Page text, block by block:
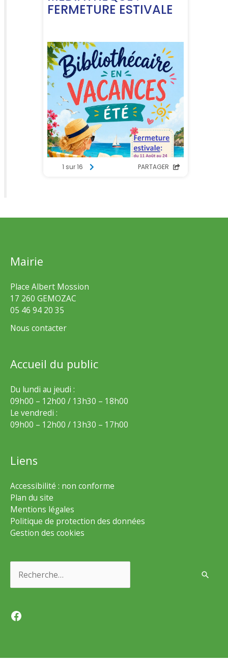
Mairie
Place Albert Mossion
17 260 GEMOZAC
05 46 94 20 35
Nous contacter
Accueil du public
Du lundi au jeudi :
09h00 – 12h00 / 13h30 – 18h00
Le vendredi :
09h00 – 12h00 / 13h30 – 17h00
Liens
Accessibilité : non conforme
Plan du site
Mentions légales
Politique de protection des données
Gestion des cookies
Facebook